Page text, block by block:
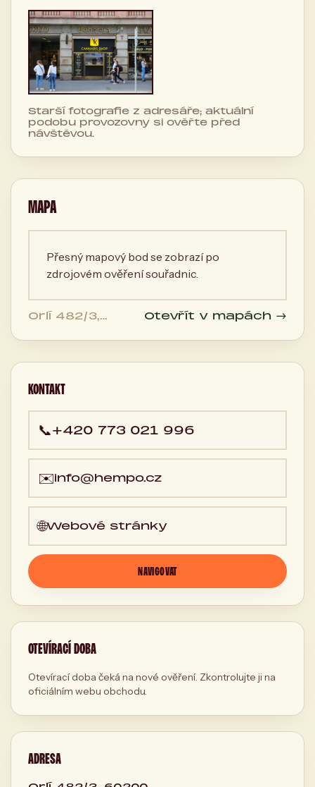
Starší fotografie z adresáře; aktuální
podobu provozovny si ověřte před
návštěvou.
MAPA
Přesný mapový bod se zobrazí po
zdrojovém ověření souřadnic.
Orlí 482/3,
Brno, Česká
Otevřít v mapách →
KONTAKT
📞+420 773 021 996
✉️info@hempo.cz
🌐Webové stránky
NAVIGOVAT
OTEVÍRACÍ DOBA
Otevírací doba čeká na nové ověření. Zkontrolujte ji na
oficiálním webu obchodu.
ADRESA